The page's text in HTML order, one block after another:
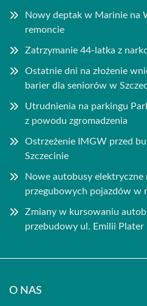
Nowy deptak w Marinie na
remoncie
Zatrzymanie 44-latka z
Ostatnie dni na złożenie
barier dla seniorów w
Utrudnienia na parkingu
z powodu zgromadzenia
Ostrzeżenie IMGW przed
Szczecinie
Nowe autobusy elektryczne
przegubowych pojazdów w
Zmiany w kursowaniu
przebudowy ul. Emilii Plater
O NAS